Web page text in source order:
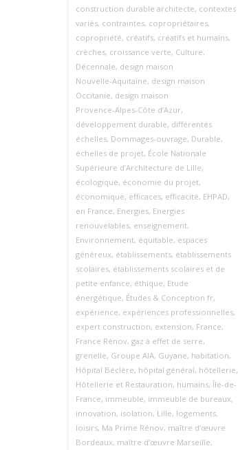
construction durable architecte, contextes
variés, contraintes, copropriétaires,
copropriété, créatifs, créatifs et humains,
crèches, croissance verte, Culture,
Décennale, design maison
Nouvelle‑Aquitaine, design maison
Occitanie, design maison
Provence‑Alpes‑Côte d’Azur,
développement durable, différentes
échelles, Dommages-ouvrage, Durable,
échelles de projet, École Nationale
Supérieure d’Architecture de Lille,
écologique, économie du projet,
économique, efficaces, efficacité, EHPAD,
en France, Energies, Energies
renouvelables, enseignement,
Environnement, équitable, espaces
généreux, établissements, établissements
scolaires, établissements scolaires et de
petite enfance, éthique, Etude
énergétique, Études & Conception fr,
expérience, expériences professionnelles,
expert construction, extension, France,
France Rénov, gaz à effet de serre,
grenelle, Groupe AIA, Guyane, habitation,
Hôpital Béclère, hôpital général, hôtellerie,
Hôtellerie et Restauration, humains, Île-de-
France, immeuble, immeuble de bureaux,
innovation, isolation, Lille, logements,
loisirs, Ma Prime Rénov, maître d’œuvre
Bordeaux, maître d’œuvre Marseille,